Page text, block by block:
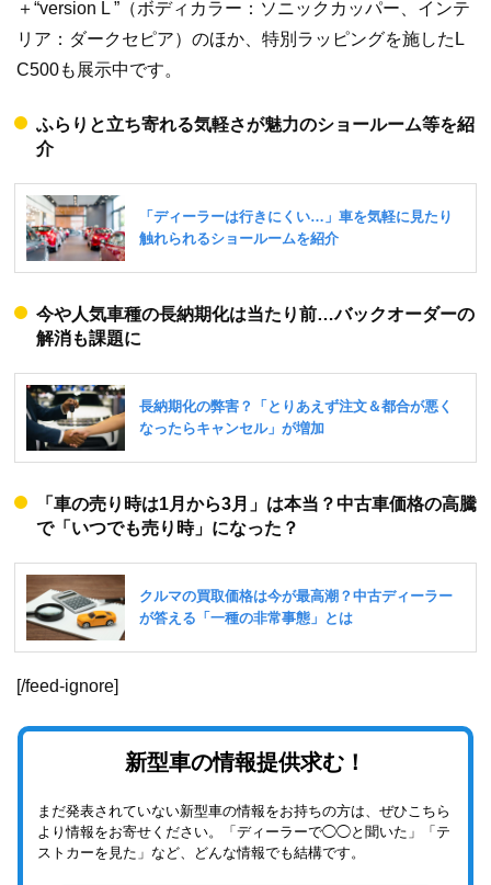
＋“version L ”（ボディカラー：ソニックカッパー、インテ
リア：ダークセピア）のほか、特別ラッピングを施したL
C500も展示中です。
ふらりと立ち寄れる気軽さが魅力のショールーム等を紹
介
今や人気車種の長納期化は当たり前…バックオーダーの
解消も課題に
「車の売り時は1月から3月」は本当？中古車価格の高騰
で「いつでも売り時」になった？
[/feed-ignore]
新型車の情報提供求む！
まだ発表されていない新型車の情報をお持ちの方は、ぜひこちら
より情報をお寄せください。「ディーラーで◯◯と聞いた」「テ
ストカーを見た」など、どんな情報でも結構です。